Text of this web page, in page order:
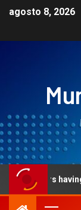
agosto 8, 2026
having